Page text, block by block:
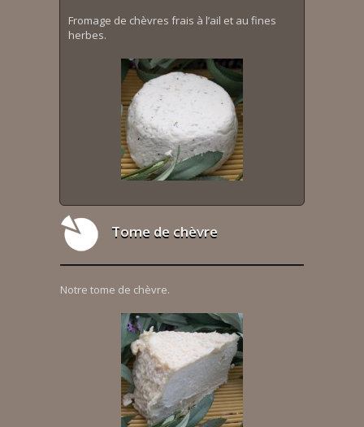
Fromage de chèvres frais à l’ail et au fines
herbes.
Tome de chèvre
Notre tome de chèvre.